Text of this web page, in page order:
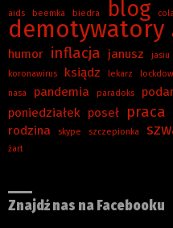
aids beemka biedra blog
demotywatory
humor inflacja janusz jasiu
koronawirus ksiądz lekarz
nasa pandemia paradoks
poniedziałek poseł praca
rodzina skype szczepionka
żart
Znajdź nas na Facebooku